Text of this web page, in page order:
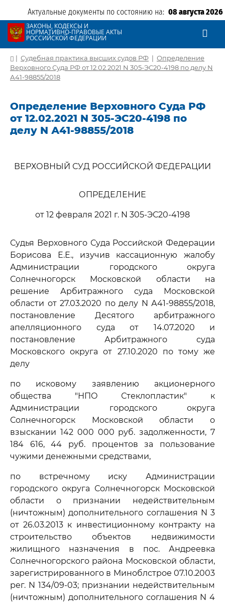
Актуальные документы по состоянию на: 08 августа 2026
ЗАКОНЫ, КОДЕКСЫ И
НОРМАТИВНО-ПРАВОВЫЕ АКТЫ
РОССИЙСКОЙ ФЕДЕРАЦИИ
| Судебная практика высших судов РФ | Определение
Верховного Суда РФ от 12.02.2021 N 305-ЭС20-4198 по делу N
А41-98855/2018
Определение Верховного Суда РФ
от 12.02.2021 N 305-ЭС20-4198 по
делу N А41-98855/2018
ВЕРХОВНЫЙ СУД РОССИЙСКОЙ ФЕДЕРАЦИИ
ОПРЕДЕЛЕНИЕ
от 12 февраля 2021 г. N 305-ЭС20-4198
Судья Верховного Суда Российской Федерации
Борисова Е.Е., изучив кассационную жалобу
Администрации городского округа
Солнечногорск Московской области на
решение Арбитражного суда Московской
области от 27.03.2020 по делу N А41-98855/2018,
постановление Десятого арбитражного
апелляционного суда от 14.07.2020 и
постановление Арбитражного суда
Московского округа от 27.10.2020 по тому же
делу
по исковому заявлению акционерного
общества "НПО Стеклопластик" к
Администрации городского округа
Солнечногорск Московской области о
взыскании 142 000 000 руб. задолженности, 7
184 616, 44 руб. процентов за пользование
чужими денежными средствами,
по встречному иску Администрации
городского округа Солнечногорск Московской
области о признании недействительным
(ничтожным) дополнительного соглашения N 3
от 26.03.2013 к инвестиционному контракту на
строительство объектов недвижимости
жилищного назначения в пос. Андреевка
Солнечногорского района Московской области,
зарегистрированного в Миноблстрое 07.10.2003
рег. N 134/09-03; признании недействительным
(ничтожным) дополнительного соглашения N 4